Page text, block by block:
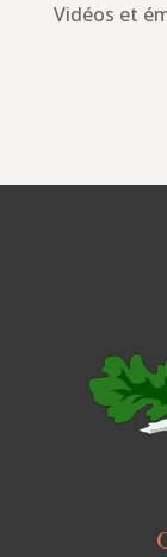
Vidéos et